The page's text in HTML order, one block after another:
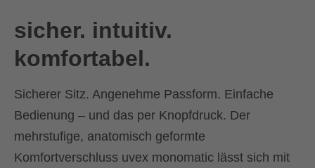
sicher. intuitiv.
komfortabel.
Sicherer Sitz. Angenehme Passform. Einfache
Bedienung – und das per Knopfdruck. Der
mehrstufige, anatomisch geformte
Komfortverschluss uvex monomatic lässt sich mit